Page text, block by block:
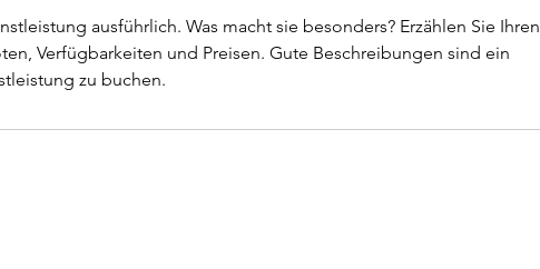
ausführlich. Was macht sie besonders? Erzählen Sie Ihren
Verfügbarkeiten und Preisen. Gute Beschreibungen sind ein
zu buchen.